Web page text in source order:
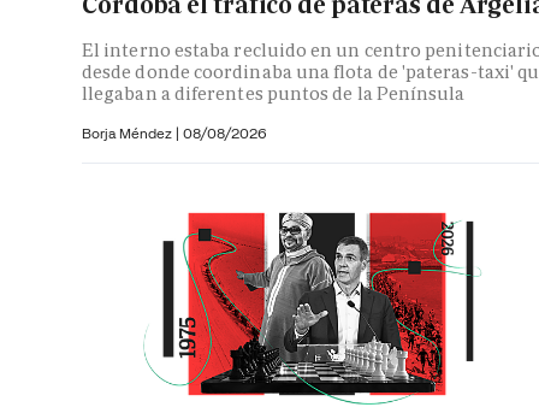
El interno estaba recluido en un centro
desde donde coordinaba una flota de 'pateras-taxi'
llegaban a diferentes puntos de la Península
Borja Méndez | 08/08/2026